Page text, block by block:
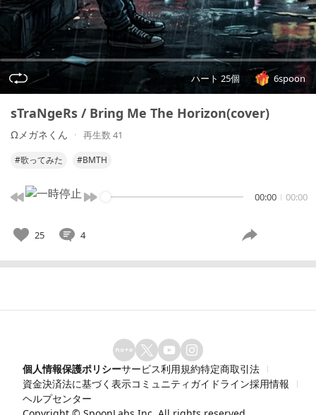
ハート 25個 6spoon
sTraNgeRs / Bring Me The Horizon(cover)
Ωメガネくん 再生数 41
#歌ってみた #BMTH
00:00 00:00
25 4
個人情報保護ポリシーサービス利用規約特定商取引法
資金決済法に基づく表示コミュニティガイドライン採用情報
ヘルプセンター